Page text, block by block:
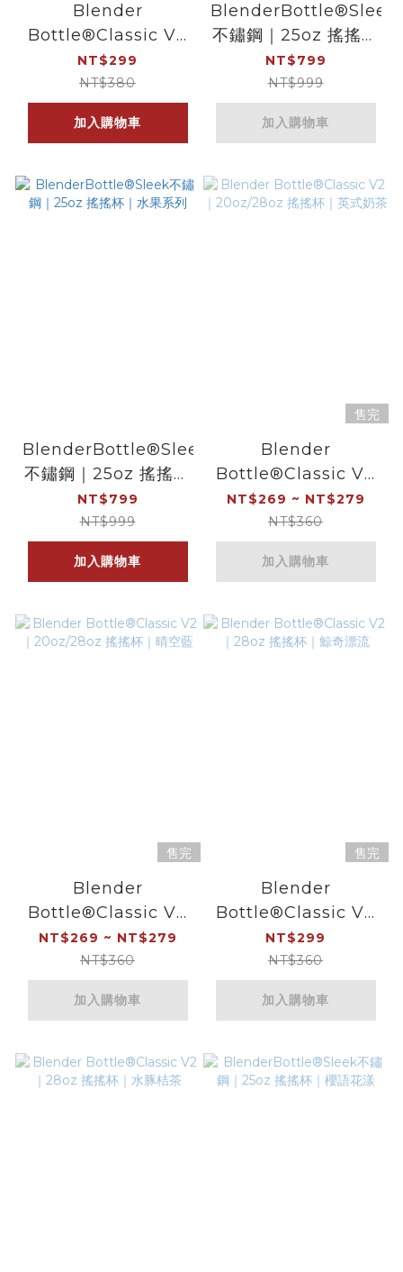
Blender
Bottle®Classic V2
｜28oz 搖搖杯｜桃開
心
NT$299
NT$380
加入購物車
BlenderBottle®Sleek
不鏽鋼｜25oz 搖搖杯
｜甜點系列
NT$799
NT$999
加入購物車
BlenderBottle®Sleek
不鏽鋼｜25oz 搖搖杯
｜水果系列
NT$799
NT$999
加入購物車
售完
Blender
Bottle®Classic V2
｜20oz/28oz 搖搖杯
｜英式奶茶
NT$269 ~ NT$279
NT$360
加入購物車
售完
Blender
Bottle®Classic V2
｜20oz/28oz 搖搖杯
｜晴空藍
NT$269 ~ NT$279
NT$360
加入購物車
售完
Blender
Bottle®Classic V2
｜28oz 搖搖杯｜鯨奇
漂流
NT$299
NT$360
加入購物車